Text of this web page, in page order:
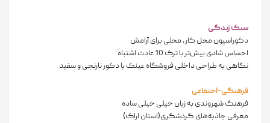
سبک زندگی
دکوراسیون محل کار، محلی برای آرامش
احساس شادی بیش‌تر با ترک 10 عادت اشتباه
نگاهی به طراحی داخلی فروشگاه عینک با دکور نارنجی و سفید
فرهنگی-اجتماعی
فرهنگ شهروندی به زبان خیلی خیلی ساده
معرفی جاذبه‌های گردشگری(استان اراک)